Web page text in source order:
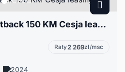
Audi Q3 II 1.5 Sportback 150 KM Cesja leasingu
Raty2 269zł/msc
2024